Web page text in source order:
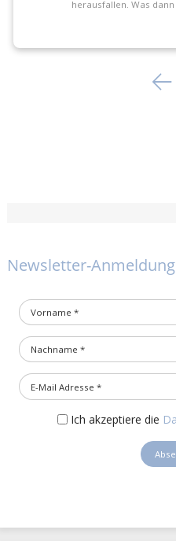
Newsletter-Anmeldung